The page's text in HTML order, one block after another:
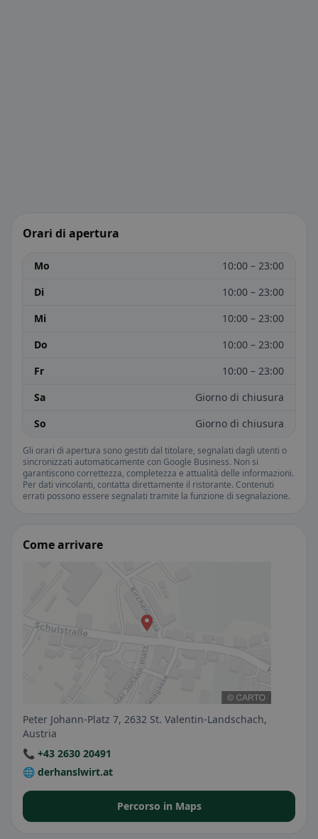
Orari di apertura
Mo
10:00 – 23:00
Di
10:00 – 23:00
Mi
10:00 – 23:00
Do
10:00 – 23:00
Fr
10:00 – 23:00
Sa
Giorno di chiusura
So
Giorno di chiusura
Gli orari di apertura sono gestiti dal titolare, segnalati dagli utenti o
sincronizzati automaticamente con Google Business. Non si
garantiscono correttezza, completezza e attualità delle informazioni.
Per dati vincolanti, contatta direttamente il ristorante. Contenuti
errati possono essere segnalati tramite la funzione di segnalazione.
Come arrivare
Peter Johann-Platz 7, 2632 St. Valentin-Landschach,
Austria
📞 +43 2630 20491
🌐 derhanslwirt.at
Percorso in Maps